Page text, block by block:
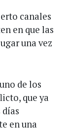
canales
en que las
una vez
de los
que ya
en una